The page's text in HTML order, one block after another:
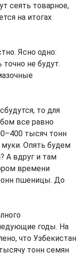
сеять товарное,
на итогах
Ясно одно:
не будут.
то для
все равно
тысяч тонн
Опять будем
А вдруг и там
времени
пшеницы. До
годы. На
что Узбекистан
тонн семян